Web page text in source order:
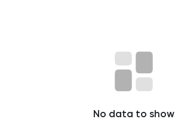
No data to show